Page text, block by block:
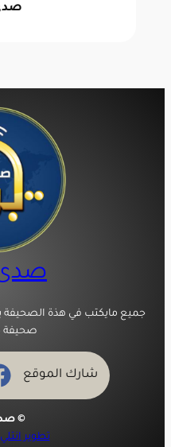
جميع مايكتب في هذة الصحيفة
صحيفة
شارك الموقع
©
تطوير